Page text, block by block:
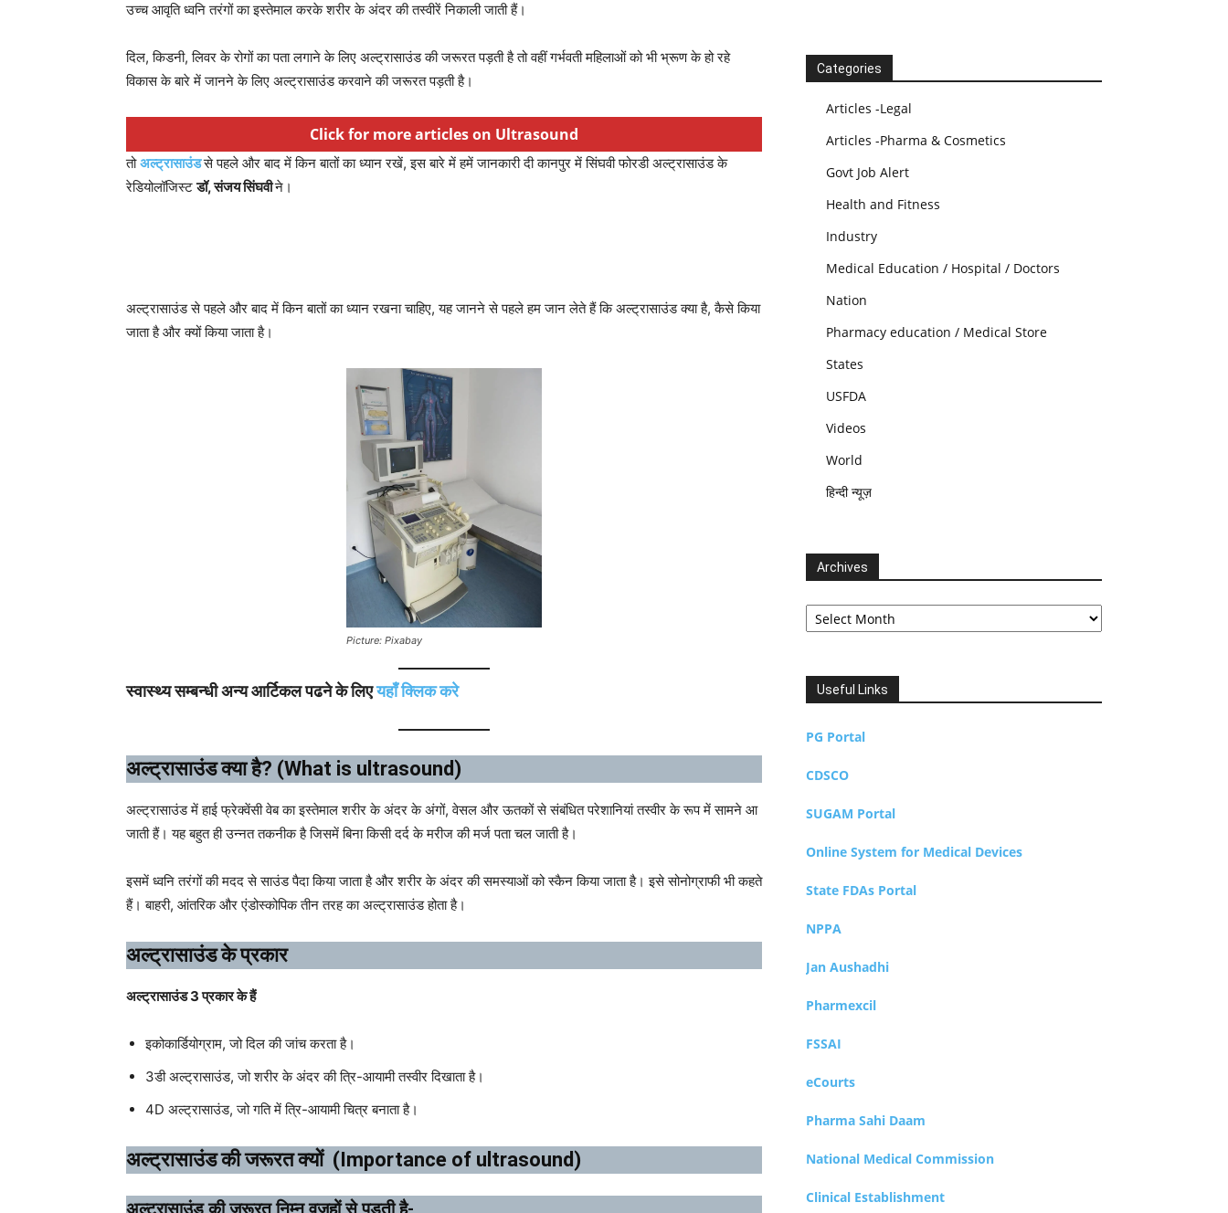
उच्च आवृति ध्वनि तरंगों का इस्तेमाल करके शरीर के अंदर की तस्वीरें निकाली जाती हैं।
दिल, किडनी, लिवर के रोगों का पता लगाने के लिए अल्ट्रासाउंड की जरूरत पड़ती है तो वहीं गर्भवती महिलाओं को भी भ्रूण के हो रहे
विकास के बारे में जानने के लिए अल्ट्रासाउंड करवाने की जरूरत पड़ती है।
Click for more articles on Ultrasound
तोअल्ट्रासाउंडसे पहले और बाद में किन बातों का ध्यान रखें, इस बारे में हमें जानकारी दी कानपुर में सिंघवी फोरडी अल्ट्रासाउंड के
रेडियोलॉजिस्टडॉ, संजय सिंघवीने।
अल्ट्रासाउंड से पहले और बाद में किन बातों का ध्यान रखना चाहिए, यह जानने से पहले हम जान लेते हैं कि अल्ट्रासाउंड क्या है, कैसे किया
जाता है और क्यों किया जाता है।
Picture: Pixabay
स्वास्थ्य सम्बन्धी अन्य आर्टिकल पढने के लिएयहाँ क्लिक करे
अल्ट्रासाउंड क्या है? (What is ultrasound)
अल्ट्रासाउंड में हाई फ्रेक्वेंसी वेब का इस्तेमाल शरीर के अंदर के अंगों, वेसल और ऊतकों से संबंधित परेशानियां तस्वीर के रूप में सामने आ
जाती हैं। यह बहुत ही उन्नत तकनीक है जिसमें बिना किसी दर्द के मरीज की मर्ज पता चल जाती है।
इसमें ध्वनि तरंगों की मदद से साउंड पैदा किया जाता है और शरीर के अंदर की समस्याओं को स्कैन किया जाता है। इसे सोनोग्राफी भी कहते
हैं। बाहरी, आंतरिक और एंडोस्कोपिक तीन तरह का अल्ट्रासाउंड होता है।
अल्ट्रासाउंड के प्रकार
अल्ट्रासाउंड 3 प्रकार के हैं
इकोकार्डियोग्राम, जो दिल की जांच करता है।
3डी अल्ट्रासाउंड, जो शरीर के अंदर की त्रि-आयामी तस्वीर दिखाता है।
4D अल्ट्रासाउंड, जो गति में त्रि-आयामी चित्र बनाता है।
अल्ट्रासाउंड की जरूरत क्यों (Importance of ultrasound)
अल्ट्रासाउंड की जरूरत निम्न वजहों से पड़ती है-
Categories
Articles -Legal
Articles -Pharma & Cosmetics
Govt Job Alert
Health and Fitness
Industry
Medical Education / Hospital / Doctors
Nation
Pharmacy education / Medical Store
States
USFDA
Videos
World
हिन्दी न्यूज़
Archives
Archives
Useful Links
PG Portal
CDSCO
SUGAM Portal
Online System for Medical Devices
State FDAs Portal
NPPA
Jan Aushadhi
Pharmexcil
FSSAI
eCourts
Pharma Sahi Daam
National Medical Commission
Clinical Establishment